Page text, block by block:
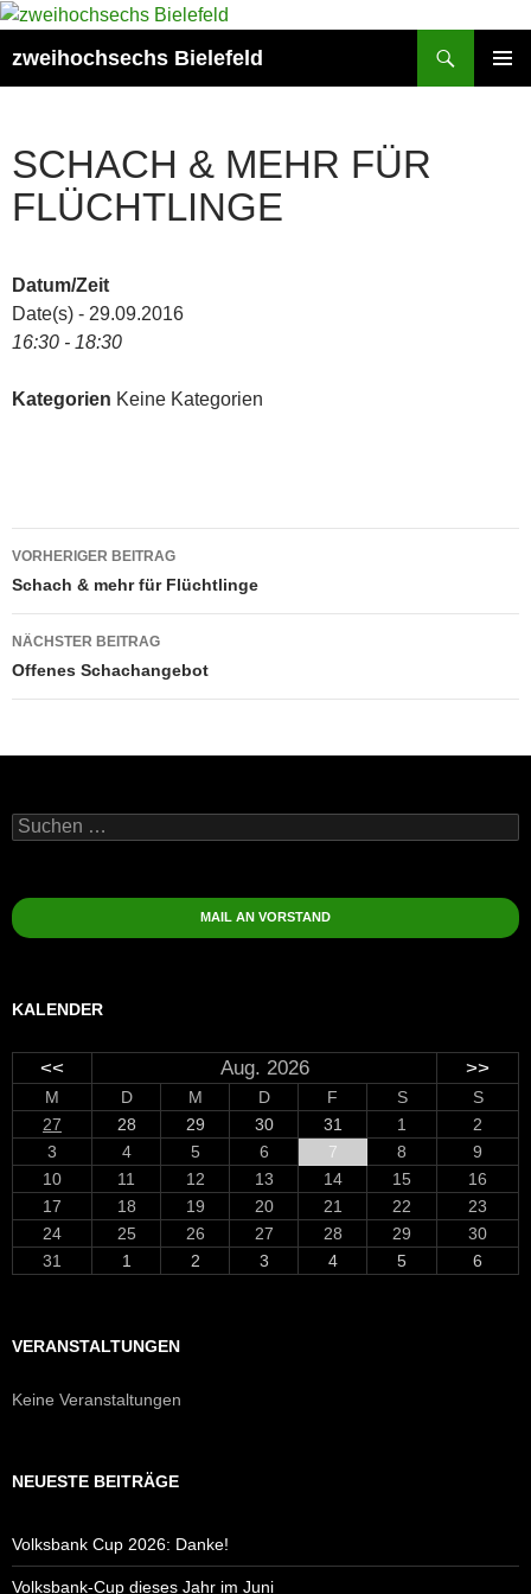
Zum
springen
zweihochsechs Bielefeld
SCHACH & MEHR FÜR
FLÜCHTLINGE
Datum/Zeit
Date(s) - 29.09.2016
16:30 - 18:30
Kategorien Keine Kategorien
Beitragsnavigation
VORHERIGER BEITRAG
Schach & mehr für Flüchtlinge
NÄCHSTER BEITRAG
Offenes Schachangebot
Suchen
nach:
MAIL AN VORSTAND
KALENDER
<< Aug. 2026 >>
M D M D F S
S
27
28 29 30 31 1
2
3
4 5 6 7 8
9
10
11 12 13 14 15
16
17
18 19 20 21 22
23
24
25 26 27 28 29
30
31
1 2 3 4 5 6
VERANSTALTUNGEN
Keine Veranstaltungen
NEUESTE BEITRÄGE
Volksbank Cup 2026: Danke!
Volksbank-Cup dieses Jahr im Juni